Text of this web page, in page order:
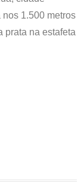
1.500 metros
prata na estafeta